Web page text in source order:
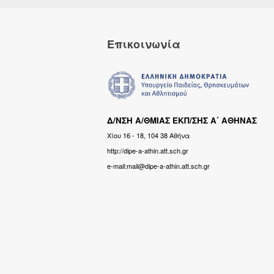
Επικοινωνία
Δ/ΝΣΗ Α/ΘΜΙΑΣ ΕΚΠ/ΣΗΣ Α΄ ΑΘΗΝΑΣ
Χίου 16 - 18, 104 38 Αθήνα
http://dipe-a-athin.att.sch.gr
e-mail:mail@dipe-a-athin.att.sch.gr